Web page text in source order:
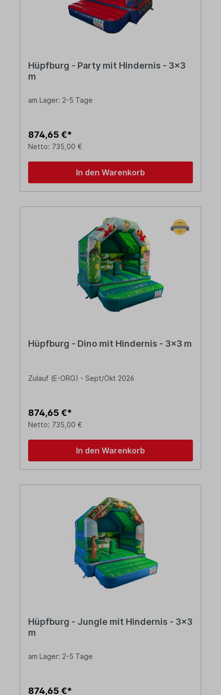
Hüpfburg - Party mit Hindernis - 3x3
m
am Lager: 2-5 Tage
874,65 €*
Netto: 735,00 €
In den Warenkorb
Hüpfburg - Dino mit Hindernis - 3x3 m
Zulauf (E-ORG) - Sept/Okt 2026
874,65 €*
Netto: 735,00 €
In den Warenkorb
Hüpfburg - Jungle mit Hindernis - 3x3
m
am Lager: 2-5 Tage
874,65 €*